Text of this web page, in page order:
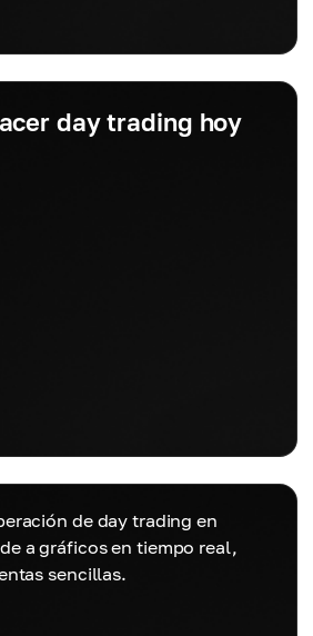
day trading hoy
de day trading en
a gráficos en tiempo real,
sencillas.